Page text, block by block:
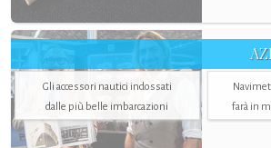
Gli accessori nautici indossati
dalle più belle imbarcazioni
farà in